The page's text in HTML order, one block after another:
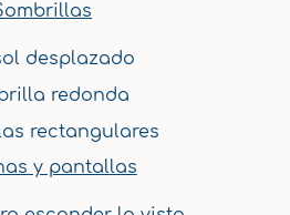
desplazado
redonda
rectangulares
y pantallas